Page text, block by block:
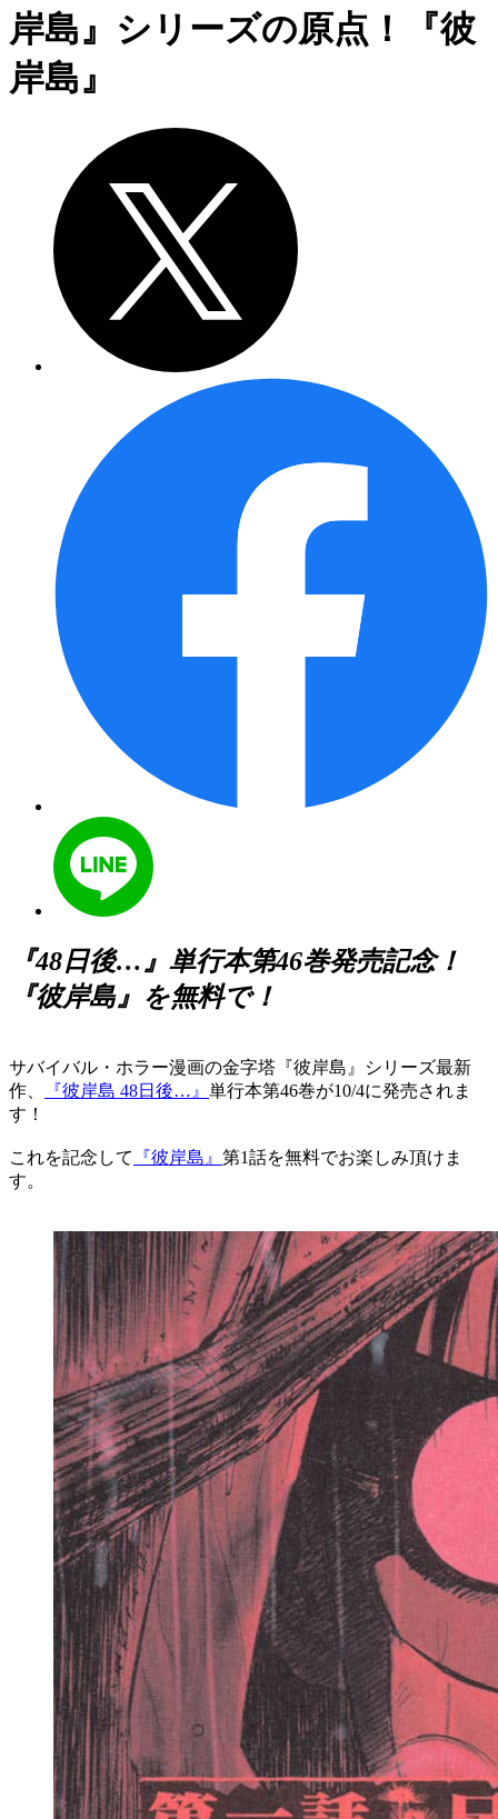
岸島』シリーズの原点！『彼
岸島』
『48日後…』単行本第46巻発売記念！
『彼岸島』を無料で！
サバイバル・ホラー漫画の金字塔『彼岸島』シリーズ最新
作、
『彼岸島 48日後…』 単行本第46巻が10/4に発売されま
す！
これを記念して 『彼岸島』 第1話を無料でお楽しみ頂けま
す。